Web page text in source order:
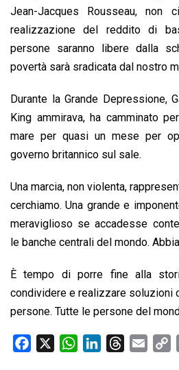
Jean-Jacques Rousseau, non
realizzazione del reddito di
persone saranno libere dalla
povertà sarà sradicata dal nostro
Durante la Grande Depressione,
King ammirava, ha camminato
mare per quasi un mese per
governo britannico sul sale.
Una marcia, non violenta,
cerchiamo. Una grande e
meraviglioso se accadesse
le banche centrali del mondo.
È tempo di porre fine alla
condividere e realizzare soluzioni
persone. Tutte le persone del
W